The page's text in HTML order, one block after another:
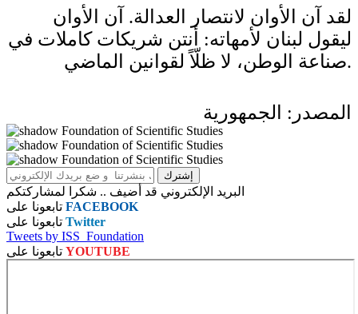
لقد آن الأوان لانتصار العدالة. آن الأوان
ليقول لبنان لأمهاته: أنتن شريكات كاملات في
صناعة الوطن، لا ظلّاً لقوانين الماضي.
المصدر: الجمهورية
البريد الإلكتروني قد أضيف .. شكرا لمشاركتكم
FACEBOOK
Twitter
Tweets by ISS_Foundation
YOUTUBE